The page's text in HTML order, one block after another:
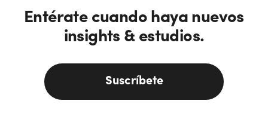
Entérate cuando haya nuevos
insights & estudios.
Suscríbete